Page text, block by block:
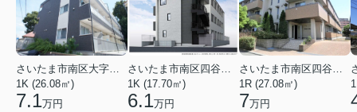
1K (26.08㎡)
7.1万円
1K (17.70㎡)
6.1万円
1R (27.08㎡)
7万円